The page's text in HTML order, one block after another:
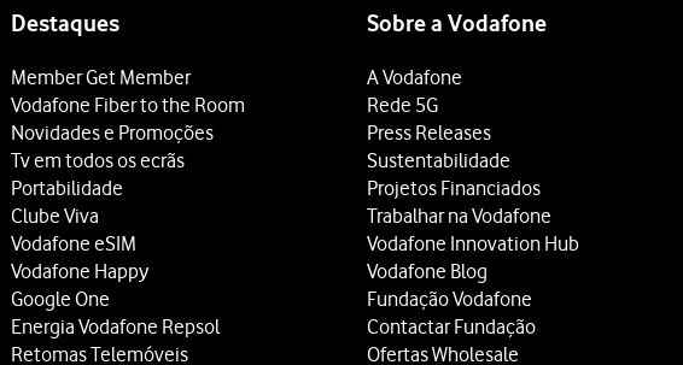
Destaques
Member Get Member
Vodafone Fiber to the Room
Novidades e Promoções
Tv em todos os ecrãs
Portabilidade
Clube Viva
Vodafone eSIM
Vodafone Happy
Google One
Energia Vodafone Repsol
Retomas Telemóveis
Sobre a Vodafone
A Vodafone
Rede 5G
Press Releases
Sustentabilidade
Projetos Financiados
Trabalhar na Vodafone
Vodafone Innovation Hub
Vodafone Blog
Fundação Vodafone
Contactar Fundação
Ofertas Wholesale